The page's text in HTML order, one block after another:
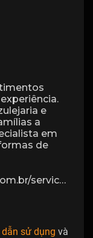
e
a
em
de
profissional/
sử dụng và